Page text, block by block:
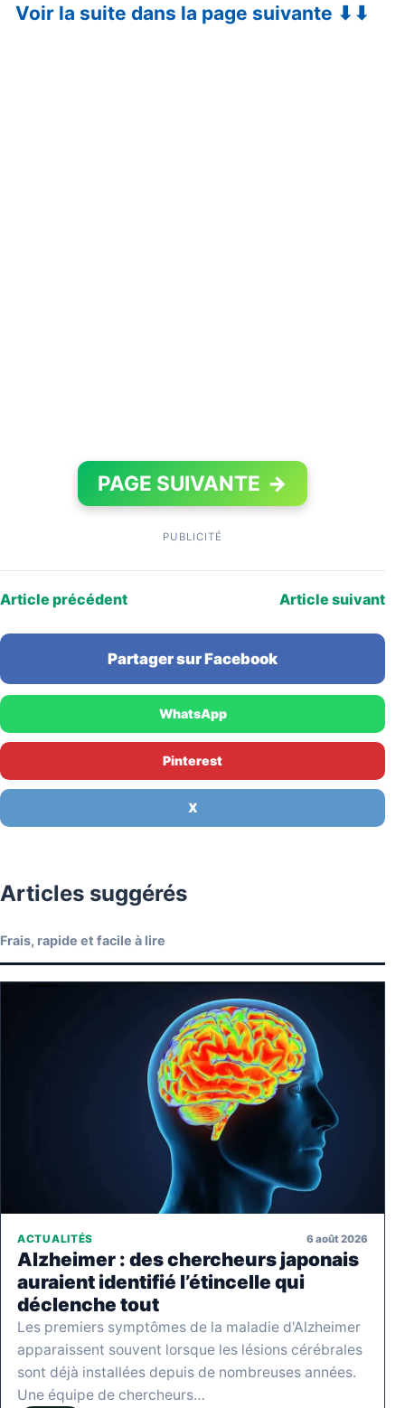
Voir la suite dans la page suivante ⬇⬇
PAGE SUIVANTE →
PUBLICITÉ
Article précédent Article suivant
Partager sur Facebook
WhatsApp
Pinterest
X
Articles suggérés
Frais, rapide et facile à lire
ACTUALITÉS 6 août 2026
Alzheimer : des chercheurs japonais
auraient identifié l’étincelle qui
déclenche tout
Les premiers symptômes de la maladie d'Alzheimer
apparaissent souvent lorsque les lésions cérébrales
sont déjà installées depuis de nombreuses années.
Une équipe de chercheurs…